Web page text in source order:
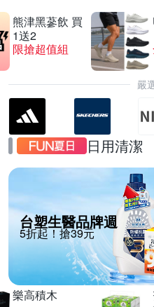
熊津黑蔘飲 買
1送2
限搶超值組
嚴
日用清潔
台塑生醫品牌週
5折起！搶39元
樂高積木